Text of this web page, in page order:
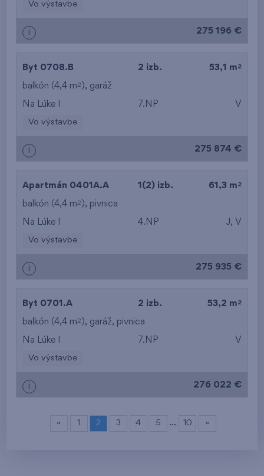
Vo výstavbe
i 275 196 €
Byt 0708.B 2 izb. 53,1 m 2
balkón (4,4 m2 ), garáž
Na Lúke I 7.NP V
Vo výstavbe
i 275 874 €
Apartmán 0401A.A 1(2) izb. 61,3 m 2
balkón (4,4 m2 ), pivnica
Na Lúke I 4.NP J, V
Vo výstavbe
i 275 935 €
Byt 0701.A 2 izb. 53,2 m 2
balkón (4,4 m2 ), garáž, pivnica
Na Lúke I 7.NP V
Vo výstavbe
i 276 022 €
« 1 2 3 4 5 … 10 »